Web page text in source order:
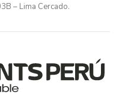
– Lima Cercado.